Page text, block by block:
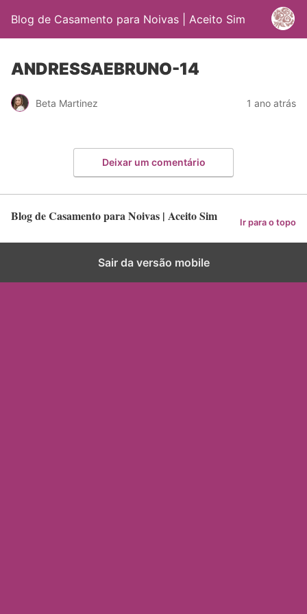
Blog de Casamento para Noivas | Aceito Sim
ANDRESSAEBRUNO-14
Beta Martinez 1 ano atrás
Deixar um comentário
Blog de Casamento para Noivas | Aceito Sim Ir para o topo
Sair da versão mobile